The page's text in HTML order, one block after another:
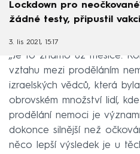
Lockdown pro
žádné testy, připustil
3. lis 2021, 15:17
„Je to známo už měsíce.
vztahu mezi proděláním
izraelských vědců, která
obrovském množství lidí,
prodělání nemoci je
dokonce silnější než
něco lepší výsledek je u